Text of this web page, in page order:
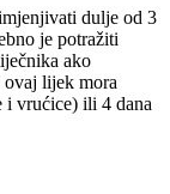
dulje od 3
je potražiti
ako
ovaj lijek mora
i vrućice) ili 4 dana